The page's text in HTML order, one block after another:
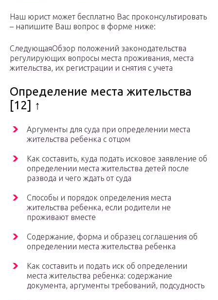
Наш юрист может бесплатно Вас проконсультировать
– напишите Ваш вопрос в форме ниже:
СледующаяОбзор положений законодательства
регулирующих вопросы места проживания, места
жительства, их регистрации и снятия с учета
Определение места жительства
[12] ↑
Аргументы для суда при определении места
жительства ребенка с отцом
Как составить, куда подать исковое заявление об
определении места жительства детей после
развода и чего ждать от суда
Способы и порядок определения места
жительства ребенка, если родители не
проживают вместе
Содержание, форма и образец соглашения об
определении места жительства ребенка
Как составить и подать иск об определении
места жительства ребенка: содержание
документа, аргументы требований, подсудность